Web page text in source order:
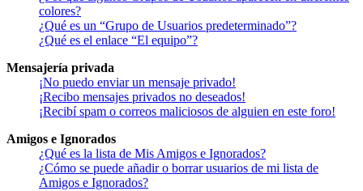
colores?
¿Qué es un “Grupo de Usuarios predeterminado”?
¿Qué es el enlace “El equipo”?
Mensajería privada
¡No puedo enviar un mensaje privado!
¡Recibo mensajes privados no deseados!
¡Recibí spam o correos maliciosos de alguien en este foro!
Amigos e Ignorados
¿Qué es la lista de Mis Amigos e Ignorados?
¿Cómo se puede añadir o borrar usuarios de mi lista de
Amigos e Ignorados?